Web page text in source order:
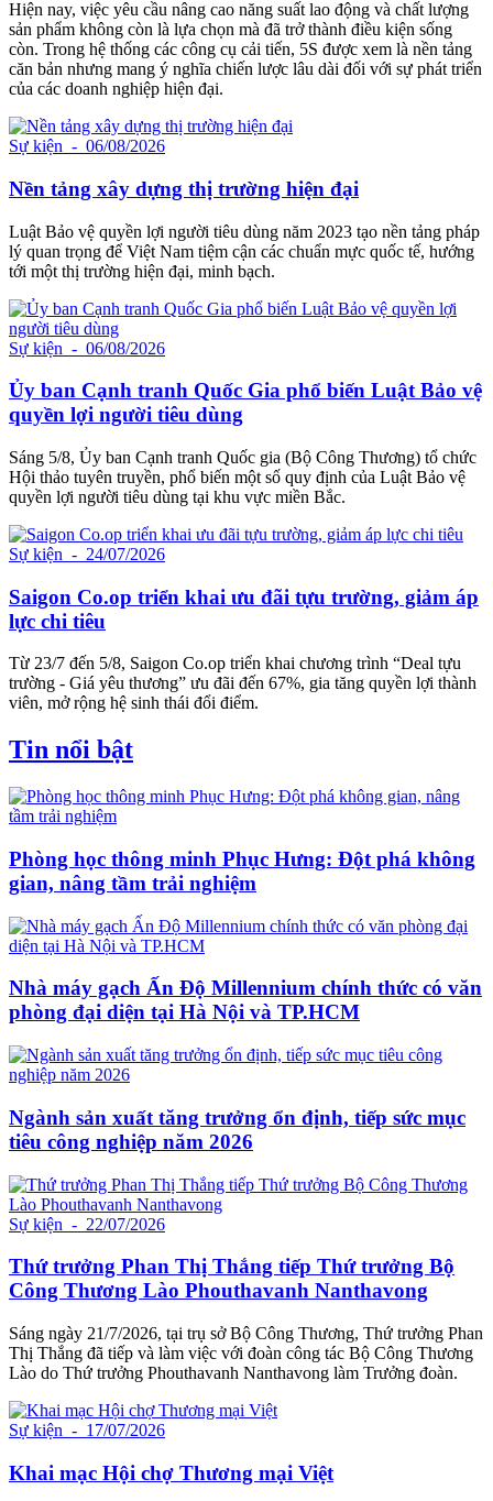
Hiện nay, việc yêu cầu nâng cao năng suất lao động và chất lượng
sản phẩm không còn là lựa chọn mà đã trở thành điều kiện sống
còn. Trong hệ thống các công cụ cải tiến, 5S được xem là nền tảng
căn bản nhưng mang ý nghĩa chiến lược lâu dài đối với sự phát triển
của các doanh nghiệp hiện đại.
Sự kiện - 06/08/2026
Nền tảng xây dựng thị trường hiện đại
Luật Bảo vệ quyền lợi người tiêu dùng năm 2023 tạo nền tảng pháp
lý quan trọng để Việt Nam tiệm cận các chuẩn mực quốc tế, hướng
tới một thị trường hiện đại, minh bạch.
Sự kiện - 06/08/2026
Ủy ban Cạnh tranh Quốc Gia phổ biến Luật Bảo vệ
quyền lợi người tiêu dùng
Sáng 5/8, Ủy ban Cạnh tranh Quốc gia (Bộ Công Thương) tổ chức
Hội thảo tuyên truyền, phổ biến một số quy định của Luật Bảo vệ
quyền lợi người tiêu dùng tại khu vực miền Bắc.
Sự kiện - 24/07/2026
Saigon Co.op triển khai ưu đãi tựu trường, giảm áp
lực chi tiêu
Từ 23/7 đến 5/8, Saigon Co.op triển khai chương trình “Deal tựu
trường - Giá yêu thương” ưu đãi đến 67%, gia tăng quyền lợi thành
viên, mở rộng hệ sinh thái đổi điểm.
Tin nổi bật
Phòng học thông minh Phục Hưng: Đột phá không
gian, nâng tầm trải nghiệm
Nhà máy gạch Ấn Độ Millennium chính thức có văn
phòng đại diện tại Hà Nội và TP.HCM
Ngành sản xuất tăng trưởng ổn định, tiếp sức mục
tiêu công nghiệp năm 2026
Sự kiện - 22/07/2026
Thứ trưởng Phan Thị Thắng tiếp Thứ trưởng Bộ
Công Thương Lào Phouthavanh Nanthavong
Sáng ngày 21/7/2026, tại trụ sở Bộ Công Thương, Thứ trưởng Phan
Thị Thắng đã tiếp và làm việc với đoàn công tác Bộ Công Thương
Lào do Thứ trưởng Phouthavanh Nanthavong làm Trưởng đoàn.
Sự kiện - 17/07/2026
Khai mạc Hội chợ Thương mại Việt